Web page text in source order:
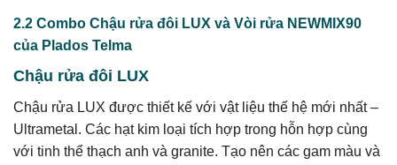
2.2 Combo Chậu rửa đôi LUX và Vòi rửa NEWMIX90
của Plados Telma
Chậu rửa đôi LUX
Chậu rửa LUX được thiết kế với vật liệu thế hệ mới nhất –
Ultrametal. Các hạt kim loại tích hợp trong hỗn hợp cùng
với tinh thể thạch anh và granite. Tạo nên các gam màu và